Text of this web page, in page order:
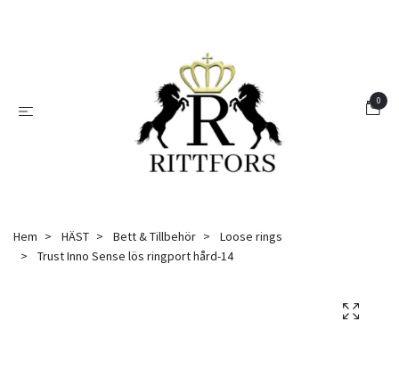
0
Hem HÄST Bett & Tillbehör
Loose rings
Trust Inno Sense lös ringport hård-14